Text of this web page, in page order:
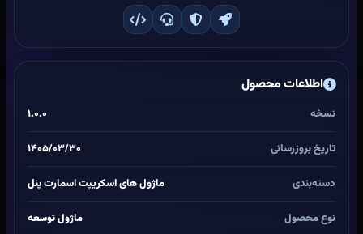
اطلاعات محصول
نسخه ۱.۰.۰
تاریخ بروزرسانی ۱۴۰۵/۰۳/۳۰
دسته‌بندی ماژول های اسکریپت اسمارت پنل
نوع محصول ماژول توسعه